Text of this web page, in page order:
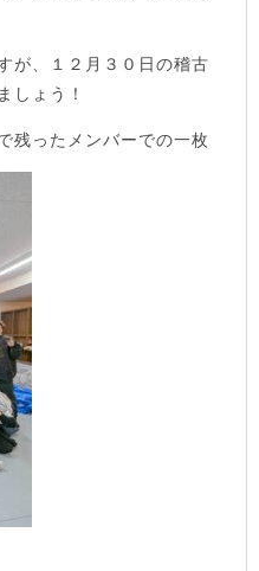
が、１２月３０日の稽古
しょう！
残ったメンバーでの一枚